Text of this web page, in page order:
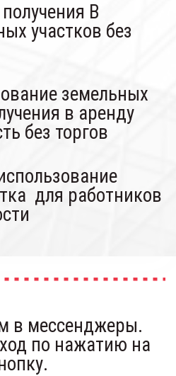
В
участков без
земельных
в аренду
без торгов
для работников
в мессенджеры.
по нажатию на